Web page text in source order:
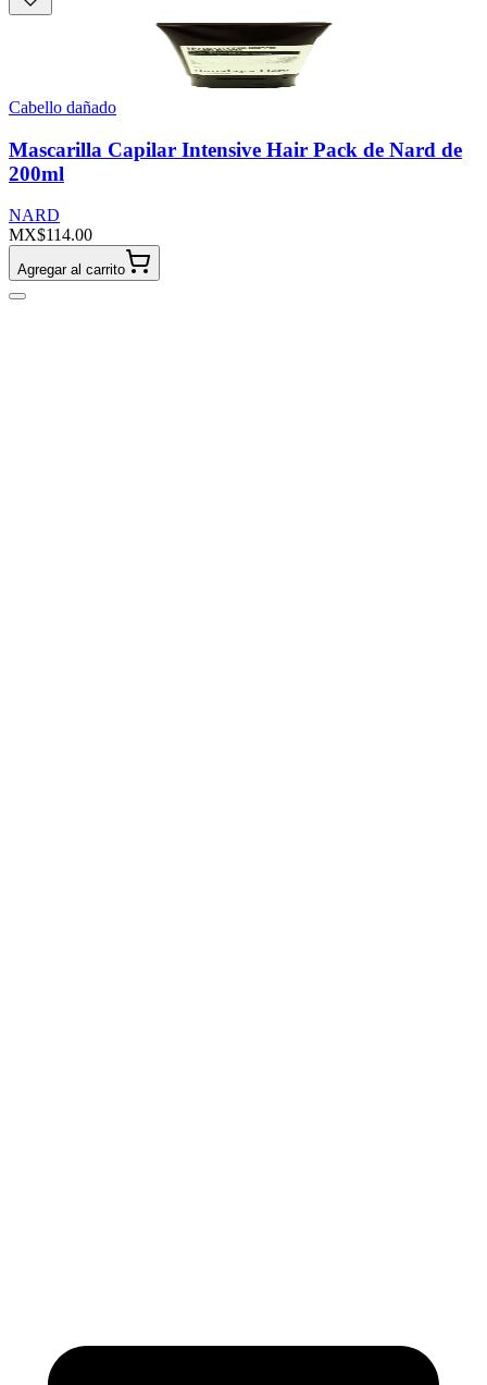
Cabello dañado
Mascarilla Capilar Intensive Hair Pack de Nard de
200ml
NARD
MX$114.00
Agregar al carrito